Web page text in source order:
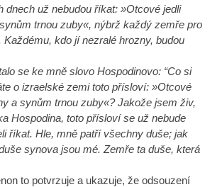
dnech už nebudou říkat: »Otcové jedli
trnou zuby«, nýbrž každý zemře pro
Každému, kdo jí nezralé hrozny, budou
se ke mně slovo Hospodinovo: “Co si
o izraelské zemi toto přísloví: »Otcové
a synům trnou zuby«? Jakože jsem živ,
Hospodina, toto přísloví se už nebude
říkat. Hle, mně patří všechny duše; jak
synova jsou mé. Zemře ta duše, která
to potvrzuje a ukazuje, že odsouzení